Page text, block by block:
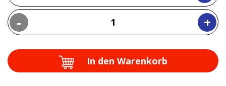
- +
In den Warenkorb